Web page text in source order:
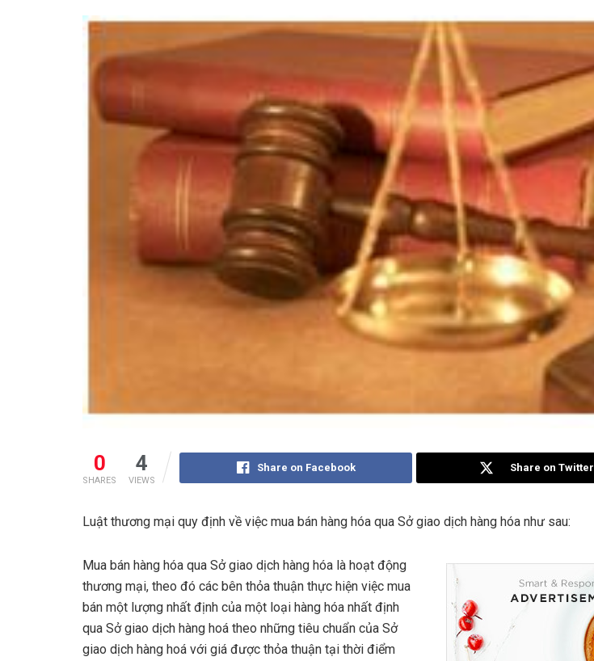
0
SHARES
4
VIEWS
Share on Facebook Share on Twitter
Luật thương mại quy định về việc mua bán hàng hóa qua Sở giao dịch hàng hóa như sau:
Mua bán hàng hóa qua Sở giao dịch hàng hóa là hoạt động
thương mại, theo đó các bên thỏa thuận thực hiện việc mua
bán một lượng nhất định của một loại hàng hóa nhất định
qua Sở giao dịch hàng hoá theo những tiêu chuẩn của Sở
giao dịch hàng hoá với giá được thỏa thuận tại thời điểm